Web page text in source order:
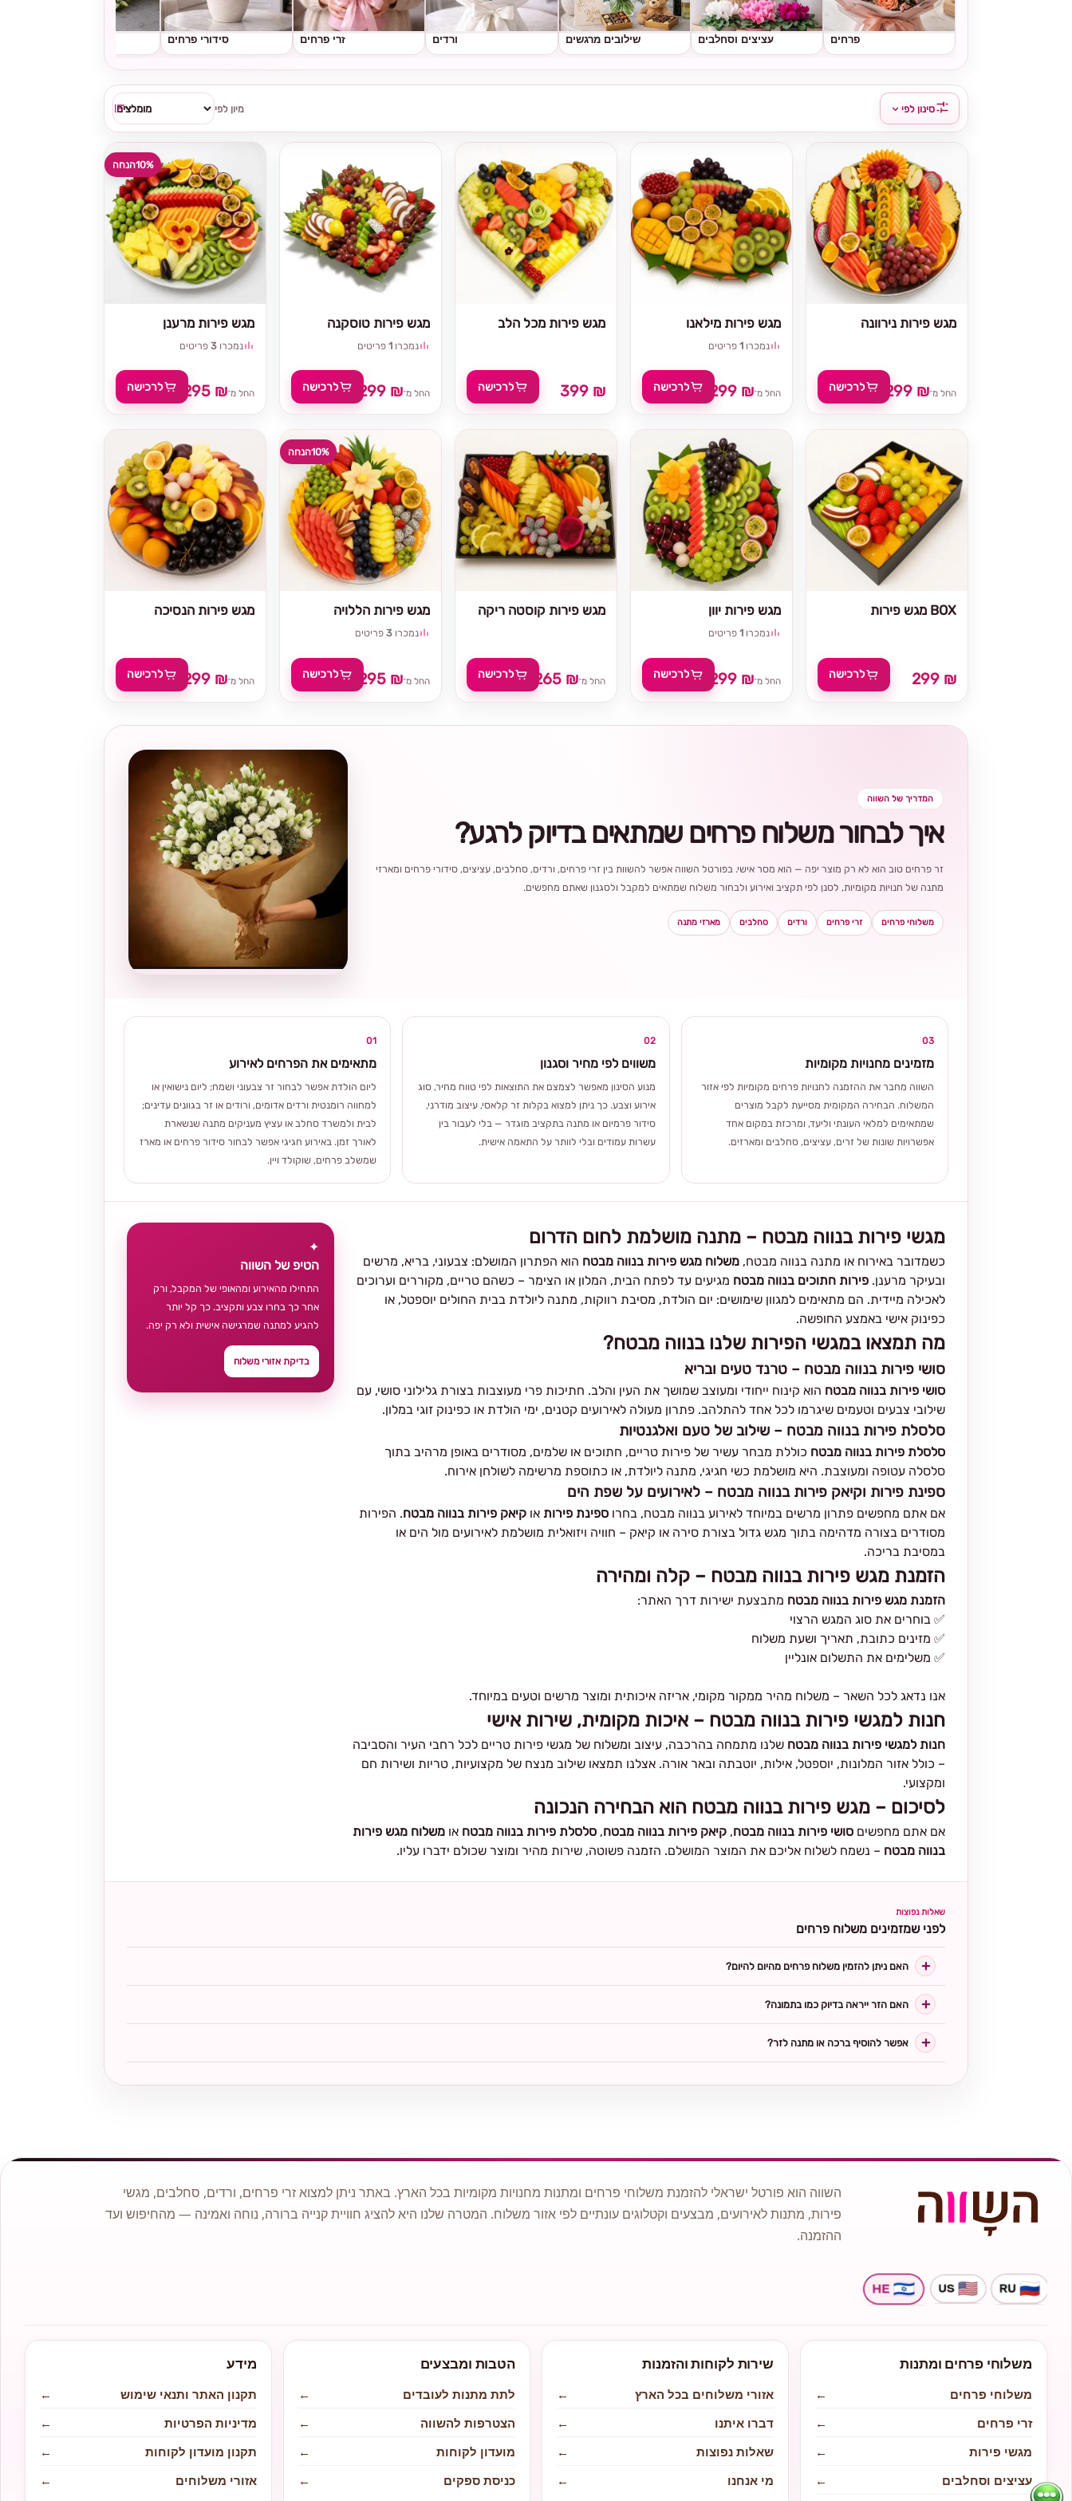
פרחים עציצים וסחלבים שילובים מרגשים ורדים זרי פרחים סידורי פרחים
מיון לפי סינון לפי
10%הנחה
מגש פירות מרענן
נמכרו 3 פריטים
החל מ־295 ₪
329 ₪לרכישה
מגש פירות טוסקנה
נמכרו 1 פריטים
החל מ־299 ₪ לרכישה
מגש פירות מכל הלב
399 ₪ לרכישה
מגש פירות מילאנו
נמכרו 1 פריטים
החל מ־299 ₪ לרכישה
מגש פירות נירוונה
החל מ־299 ₪ לרכישה
מגש פירות הנסיכה
החל מ־299 ₪ לרכישה
10%הנחה
מגש פירות הללויה
נמכרו 3 פריטים
החל מ־295 ₪
329 ₪לרכישה
מגש פירות קוסטה ריקה
החל מ־265 ₪ לרכישה
מגש פירות יוון
נמכרו 1 פריטים
החל מ־299 ₪ לרכישה
מגש פירות BOX
299 ₪ לרכישה
המדריך של השווה
איך לבחור משלוח פרחים שמתאים בדיוק לרגע?
זר פרחים טוב הוא לא רק מוצר יפה — הוא מסר אישי. בפורטל השווה אפשר להשוות בין זרי פרחים, ורדים, סחלבים, עציצים, סידורי פרחים ומארזי
מתנה של חנויות מקומיות, לסנן לפי תקציב ואירוע ולבחור משלוח שמתאים למקבל ולסגנון שאתם מחפשים.
משלוחי פרחים זרי פרחים ורדים סחלבים מארזי מתנה
01
מתאימים את הפרחים לאירוע
ליום הולדת אפשר לבחור זר צבעוני ושמח; ליום נישואין או
למחווה רומנטית ורדים אדומים, ורודים או זר בגוונים עדינים;
לבית ולמשרד סחלב או עציץ מעניקים מתנה שנשארת
לאורך זמן. באירוע חגיגי אפשר לבחור סידור פרחים או מארז
שמשלב פרחים, שוקולד ויין.
02
משווים לפי מחיר וסגנון
מנוע הסינון מאפשר לצמצם את התוצאות לפי טווח מחיר, סוג
אירוע וצבע. כך ניתן למצוא בקלות זר קלאסי, עיצוב מודרני,
סידור פרמיום או מתנה בתקציב מוגדר — בלי לעבור בין
עשרות עמודים ובלי לוותר על התאמה אישית.
03
מזמינים מחנויות מקומיות
השווה מחבר את ההזמנה לחנויות פרחים מקומיות לפי אזור
המשלוח. הבחירה המקומית מסייעת לקבל מוצרים
שמתאימים למלאי העונתי וליעד, ומרכזת במקום אחד
אפשרויות שונות של זרים, עציצים, סחלבים ומארזים.
מגשי פירות בנווה מבטח – מתנה מושלמת לחום הדרום
כשמדובר באירוח או מתנה בנווה מבטח, משלוח מגש פירות בנווה מבטח הוא הפתרון המושלם: צבעוני, בריא, מרשים
ובעיקר מרענן. פירות חתוכים בנווה מבטח מגיעים עד לפתח הבית, המלון או הצימר – כשהם טריים, מקוררים וערוכים
לאכילה מיידית. הם מתאימים למגוון שימושים: יום הולדת, מסיבת רווקות, מתנה ליולדת בבית החולים יוספטל, או
כפינוק אישי באמצע החופשה.
מה תמצאו במגשי הפירות שלנו בנווה מבטח?
סושי פירות בנווה מבטח – טרנד טעים ובריא
סושי פירות בנווה מבטח הוא קינוח ייחודי ומעוצב שמושך את העין והלב. חתיכות פרי מעוצבות בצורת גלילוני סושי, עם
שילובי צבעים וטעמים שיגרמו לכל אחד להתלהב. פתרון מעולה לאירועים קטנים, ימי הולדת או כפינוק זוגי במלון.
סלסלת פירות בנווה מבטח – שילוב של טעם ואלגנטיות
סלסלת פירות בנווה מבטח כוללת מבחר עשיר של פירות טריים, חתוכים או שלמים, מסודרים באופן מרהיב בתוך
סלסלה עטופה ומעוצבת. היא מושלמת כשי חגיגי, מתנה ליולדת, או כתוספת מרשימה לשולחן אירוח.
ספינת פירות וקיאק פירות בנווה מבטח – לאירועים על שפת הים
אם אתם מחפשים פתרון מרשים במיוחד לאירוע בנווה מבטח, בחרו ספינת פירות או קיאק פירות בנווה מבטח. הפירות
מסודרים בצורה מדהימה בתוך מגש גדול בצורת סירה או קיאק – חוויה ויזואלית מושלמת לאירועים מול הים או
במסיבת בריכה.
הזמנת מגש פירות בנווה מבטח – קלה ומהירה
הזמנת מגש פירות בנווה מבטח מתבצעת ישירות דרך האתר:
✅ בוחרים את סוג המגש הרצוי
✅ מזינים כתובת, תאריך ושעת משלוח
✅ משלימים את התשלום אונליין
אנו נדאג לכל השאר – משלוח מהיר ממקור מקומי, אריזה איכותית ומוצר מרשים וטעים במיוחד.
חנות למגשי פירות בנווה מבטח – איכות מקומית, שירות אישי
חנות למגשי פירות בנווה מבטח שלנו מתמחה בהרכבה, עיצוב ומשלוח של מגשי פירות טריים לכל רחבי העיר והסביבה
– כולל אזור המלונות, יוספטל, אילות, יוטבתה ובאר אורה. אצלנו תמצאו שילוב מנצח של מקצועיות, טריות ושירות חם
ומקצועי.
לסיכום – מגש פירות בנווה מבטח הוא הבחירה הנכונה
אם אתם מחפשים סושי פירות בנווה מבטח, קיאק פירות בנווה מבטח, סלסלת פירות בנווה מבטח או משלוח מגש פירות
בנווה מבטח – נשמח לשלוח אליכם את המוצר המושלם. הזמנה פשוטה, שירות מהיר ומוצר שכולם ידברו עליו.
✦
הטיפ של השווה
התחילו מהאירוע ומהאופי של המקבל, ורק
אחר כך בחרו צבע ותקציב. כך קל יותר
להגיע למתנה שמרגישה אישית ולא רק יפה.
בדיקת אזורי משלוח
שאלות נפוצות
לפני שמזמינים משלוח פרחים
האם ניתן להזמין משלוח פרחים מהיום להיום?
האם הזר ייראה בדיוק כמו בתמונה?
אפשר להוסיף ברכה או מתנה לזר?
השווה הוא פורטל ישראלי להזמנת משלוחי פרחים ומתנות מחנויות מקומיות בכל הארץ. באתר ניתן למצוא זרי פרחים, ורדים, סחלבים, מגשי
פירות, מתנות לאירועים, מבצעים וקטלוגים עונתיים לפי אזור משלוח. המטרה שלנו היא להציג חוויית קנייה ברורה, נוחה ואמינה — מהחיפוש ועד
ההזמנה.
משלוחי פרחים ומתנות
משלוחי פרחים
←
זרי פרחים
←
מגשי פירות
←
עציצים וסחלבים
←
שירות לקוחות והזמנות
אזורי משלוחים בכל הארץ
←
דברו איתנו
←
שאלות נפוצות
←
מי אנחנו
←
הטבות ומבצעים
לתת מתנות לעובדים
←
הצטרפות להשווה
←
מועדון לקוחות
←
כניסת ספקים
←
מידע
תקנון האתר ותנאי שימוש
←
מדיניות הפרטיות
←
תקנון מועדון לקוחות
←
אזורי משלוחים
←